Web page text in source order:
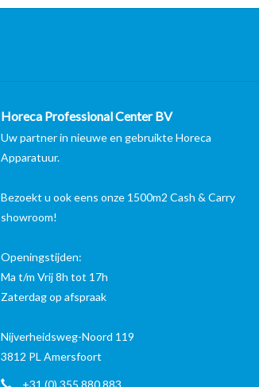
Horeca Professional Center BV
Uw partner in nieuwe en gebruikte Horeca
Apparatuur.
Bezoekt u ook eens onze 1500m2 Cash & Carry
showroom!
Openingstijden:
Ma t/m Vrij 8h tot 17h
Zaterdag op afspraak
Nijverheidsweg-Noord 119
3812 PL Amersfoort